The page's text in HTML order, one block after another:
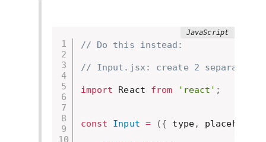
// Do this instead:
// Input.jsx: create 2 separate
import React from 'react' ;
const Input = ({ type, placeholder